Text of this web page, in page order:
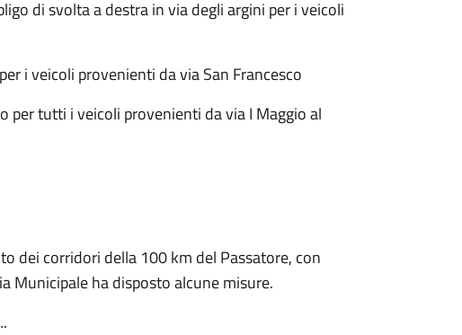
di svolta a destra in via degli argini per i veicoli
i veicoli provenienti da via San Francesco
per tutti i veicoli provenienti da via I Maggio al
dei corridori della 100 km del Passatore, con
Municipale ha disposto alcune misure.